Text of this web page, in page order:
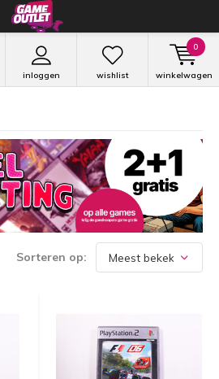
inloggen wishlist winkelwagen
0
Sorteren op: